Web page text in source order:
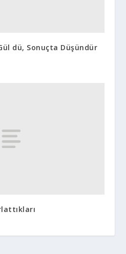
dü, Sonuçta Düşündür